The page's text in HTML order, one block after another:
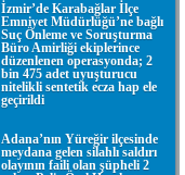
İzmir’de Karabağlar İlçe
Emniyet Müdürlüğü’ne bağlı
Suç Önleme ve Soruşturma
Büro Amirliği ekiplerince
düzenlenen operasyonda; 2
bin 475 adet uyuşturucu
nitelikli sentetik ecza hap ele
geçirildi
Adana’nın Yüreğir ilçesinde
meydana gelen silahlı saldırı
olayının faili olan şüpheli 2